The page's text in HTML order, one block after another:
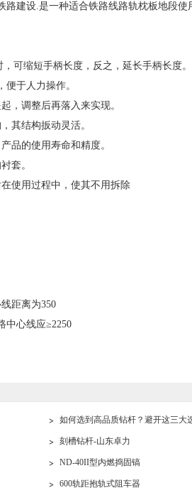
建设.是一种适合铁路线路轨枕板地段
可缩短手柄长度，反之，延长手柄长度。
于人力操作。
，调整后再落入来实现。
其结构扳动灵活。
品的使用寿命和精度。
套。
使用过程中，使其不用拆除
距离为350
中心线应≥2250
如何选到高品质钻杆？避开这三大
刻槽钻杆-山东卓力
ND-40II型内燃捣固镐
600轨距抱轨式阻车器